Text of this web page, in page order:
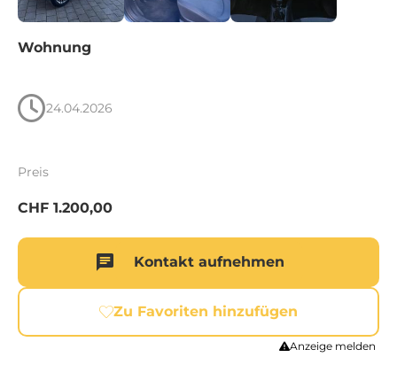
Wohnung
24.04.2026
Preis
CHF 1.200,00
Kontakt aufnehmen
Zu Favoriten hinzufügen
Anzeige melden